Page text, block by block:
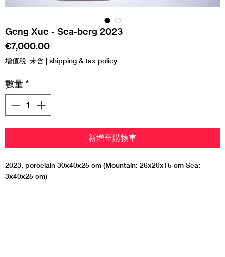
Geng Xue - Sea-berg 2023
€7,000.00價
格
增值税 未含 | shipping & tax policy
數量 *
新增至購物車
2023, porcelain 30x40x25 cm (Mountain: 26x20x15 cm Sea:
3x40x25 cm)